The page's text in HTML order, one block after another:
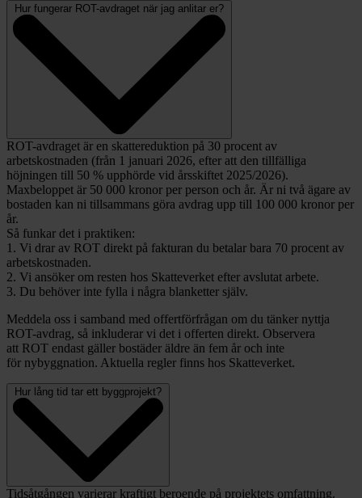
Hur fungerar ROT-avdraget när jag anlitar er?
ROT-avdraget är en skattereduktion på 30 procent av
arbetskostnaden (från 1 januari 2026, efter att den tillfälliga
höjningen till 50 % upphörde vid årsskiftet 2025/2026).
Maxbeloppet är 50 000 kronor per person och år. Är ni två ägare av
bostaden kan ni tillsammans göra avdrag upp till 100 000 kronor per
år.
Så funkar det i praktiken:
1. Vi drar av ROT direkt på fakturan du betalar bara 70 procent av
arbetskostnaden.
2. Vi ansöker om resten hos Skatteverket efter avslutat arbete.
3. Du behöver inte fylla i några blanketter själv.
Meddela oss i samband med offertförfrågan om du tänker nyttja
ROT-avdrag, så inkluderar vi det i offerten direkt. Observera
att ROT endast gäller bostäder äldre än fem år och inte
för nybyggnation. Aktuella regler finns hos Skatteverket.
Hur lång tid tar ett byggprojekt?
Tidsåtgången varierar kraftigt beroende på projektets omfattning.